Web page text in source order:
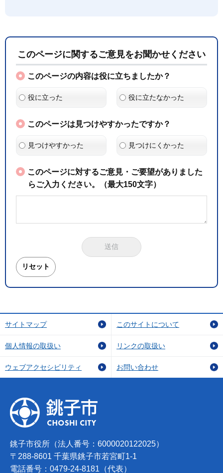
このページに関するご意見をお聞かせください
このページの内容は役に立ちましたか？
役に立った 役に立たなかった
このページは見つけやすかったですか？
見つけやすかった 見つけにくかった
このページに対するご意見・ご要望がありました
らご入力ください。（最大150文字）
サイトマップ このサイトについて
個人情報の取扱い リンクの取扱い
ウェブアクセシビリティ お問い合わせ
銚子市役所（法人番号：6000020122025）
〒288-8601 千葉県銚子市若宮町1-1
電話番号：0479-24-8181（代表）